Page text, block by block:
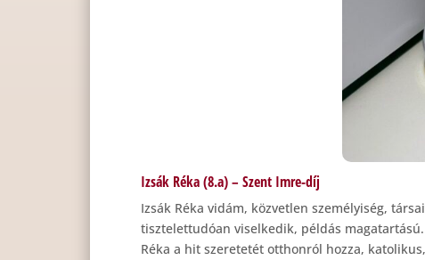
Izsák Réka (8.a) – Szent Imre-díj
Izsák Réka vidám, közvetlen személyiség,
tisztelettudóan viselkedik, példás magatartású.
Réka a hit szeretetét otthonról hozza,